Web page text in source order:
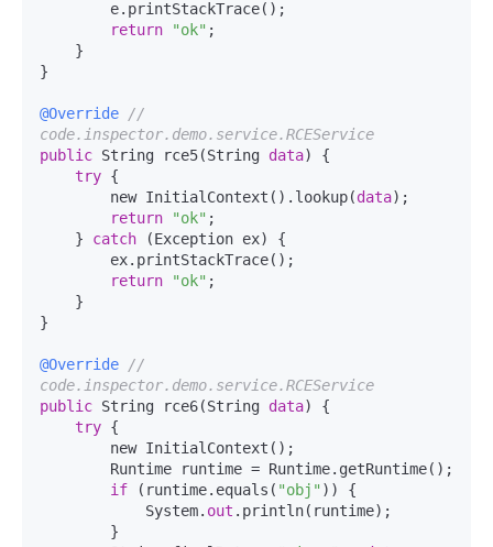
return
"ok" ;
}
@Override
//
code.inspector.demo.service.RCEService
public String rce5(String data) {
try {
        new InitialContext().lookup(
data);
return
"ok" ;
    }
catch (Exception ex) {
return
"ok" ;
}
@Override
//
code.inspector.demo.service.RCEService
public String rce6(String data) {
try {
if (runtime.equals( "obj" )) {
            System.
out .println(runtime);